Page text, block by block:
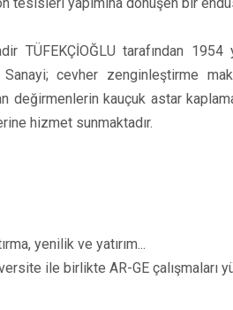
TÜFEKÇİOĞLU tarafından
Sanayi; cevher zenginleştirme
değirmenlerin kauçuk astar
hizmet sunmaktadır.
yenilik ve yatırım...
ile birlikte AR-GE çalışmaları